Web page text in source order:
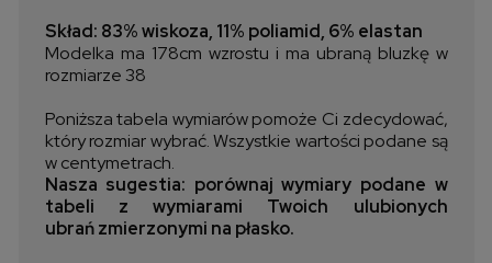
Skład: 83% wiskoza, 11% poliamid, 6% elastan
Modelka ma 178cm wzrostu i ma ubraną bluzkę w
rozmiarze 38
Poniższa tabela wymiarów pomoże Ci zdecydować,
który rozmiar wybrać. Wszystkie wartości podane są
w centymetrach.
Nasza sugestia: porównaj wymiary podane w
tabeli z wymiarami Twoich ulubionych
ubrań zmierzonymi na płasko.